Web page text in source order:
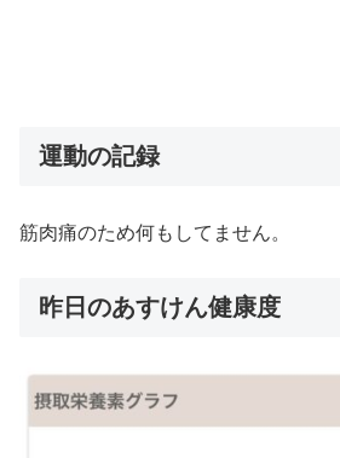
運動の記録
筋肉痛のため何もしてません。
昨日のあすけん健康度